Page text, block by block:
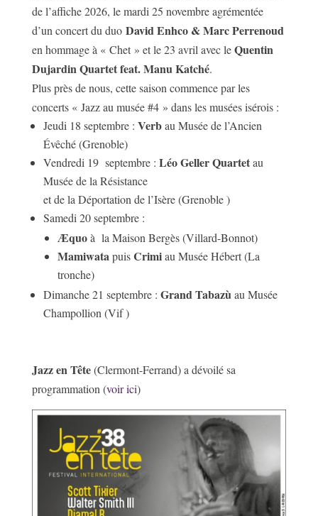
de l’affiche 2026, le mardi 25 novembre agrémentée
d’un concert du duo David Enhco & Marc Perrenoud
en hommage à « Chet » et le 23 avril avec leQuentin
Dujardin Quartet feat. Manu Katché.
Plus près de nous, cette saison commence par les
concerts « Jazz au musée #4 » dans les musées isérois :
Jeudi 18 septembre : Verbau Musée de l’Ancien
Évêché (Grenoble)
Vendredi 19 septembre : Léo Geller Quartetau
Musée de la Résistance
et de la Déportation de l’Isère (Grenoble )
Samedi 20 septembre :
Æquoà la Maison Bergès (Villard-Bonnot)
Mamiwata puisCrimiau Musée Hébert (La
tronche)
Dimanche 21 septembre : Grand Tabazùau Musée
Champollion (Vif )
Jazz en Tête(Clermont-Ferrand) a dévoilé sa
programmation (voir ici)